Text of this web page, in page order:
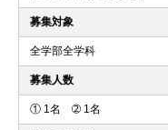
募集対象
全学部全学科
募集人数
① 1名 ➁ 1名